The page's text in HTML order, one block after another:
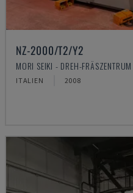
NZ-2000/T2/Y2
MORI SEIKI - DREH-FRÄSZENTRUM
ITALIEN 2008